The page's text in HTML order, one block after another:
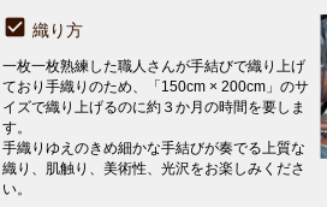
織り方
一枚一枚熟練した職人さんが手結びで織り上げ
ており手織りのため、「150cm × 200cm」のサ
イズで織り上げるのに約３か月の時間を要しま
す。
手織りゆえのきめ細かな手結びが奏でる上質な
織り、肌触り、美術性、光沢をお楽しみくださ
い。